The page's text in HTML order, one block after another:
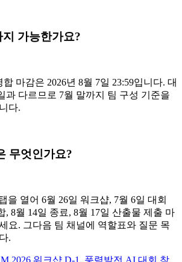
가능한가요?
마감은 2026년 8월 7일 23:59입니다. 대
과 다르므로 7월 말까지 팀 구성 기준을
다.
무엇인가요?
을 열어 6월 26일 워크샵, 7월 6일 대회
, 8월 14일 종료, 8월 17일 산출물 제출 마
요. 그다음 팀 채널에 역할표와 질문 목
.
2026 워크샵 D-1, 풍력발전 AI 대회 참